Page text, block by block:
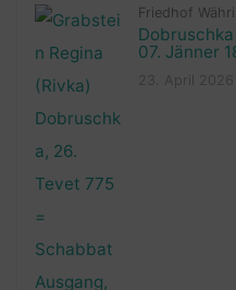
Friedhof
07. Jänner